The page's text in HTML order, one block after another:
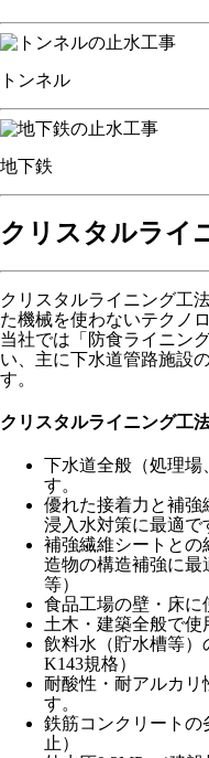
トンネル
地下鉄
クリスタルライ
クリスタルライニング工
た機械を使わないテクノ
当社では「防食ライニン
い、主に下水道管路施設
す。
クリスタルライニング工
下水道全般（処理場
す。
優れた接着力と補強
浸入水対策に最適で
補強繊維シートとの
造物の構造補強に最
等）
食品工場の壁・床に
土木・建築全般で使
飲料水（貯水槽等）
K143規格）
耐酸性・耐アルカリ
す。
鉄筋コンクリートの
止）